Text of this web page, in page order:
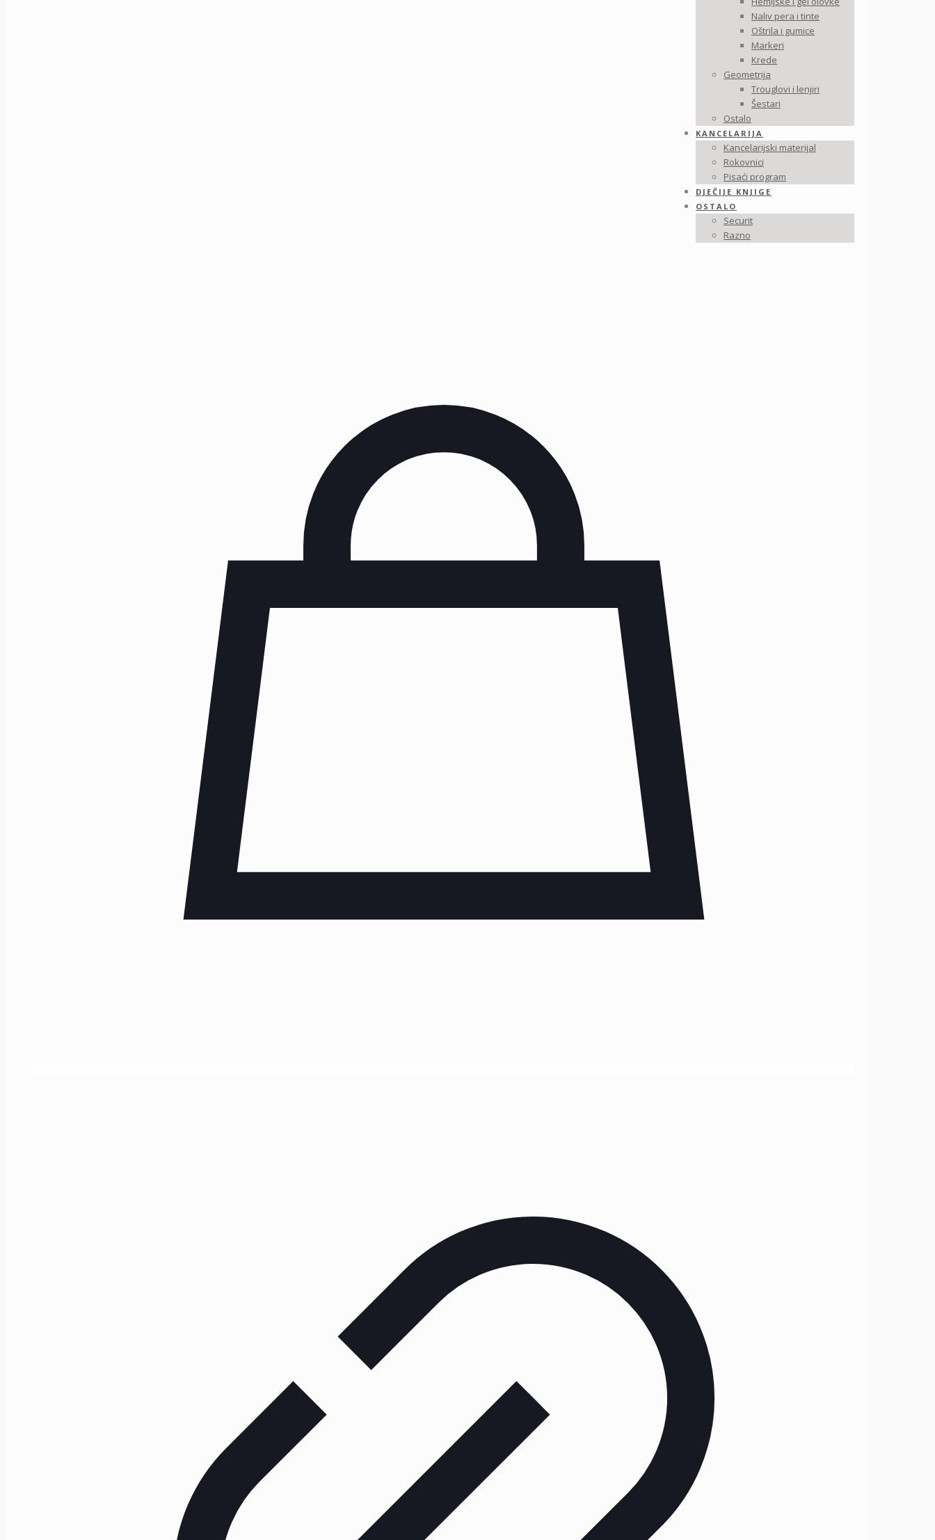
Naliv pera i tinte
Oštrila i gumice
Markeri
Krede
Geometrija
Trouglovi i lenjiri
Šestari
Ostalo
KANCELARIJA
Kancelarijski materijal
Rokovnici
Pisaći program
DJEČIJE KNJIGE
OSTALO
Securit
Razno